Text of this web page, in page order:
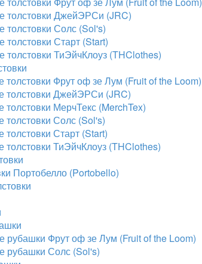
толстовки ДжейЭРСи (JRC)
толстовки Солс (Sol's)
толстовки Старт (Start)
толстовки ТиЭйчКлоуз (THClothes)
толстовки Фрут оф зе Лум (Fruit of the Loom)
толстовки ДжейЭРСи (JRC)
толстовки МерчТекс (MerchTex)
толстовки Солс (Sol's)
толстовки Старт (Start)
толстовки ТиЭйчКлоуз (THClothes)
Портобелло (Portobello)
рубашки Фрут оф зе Лум (Fruit of the Loom)
рубашки Солс (Sol's)